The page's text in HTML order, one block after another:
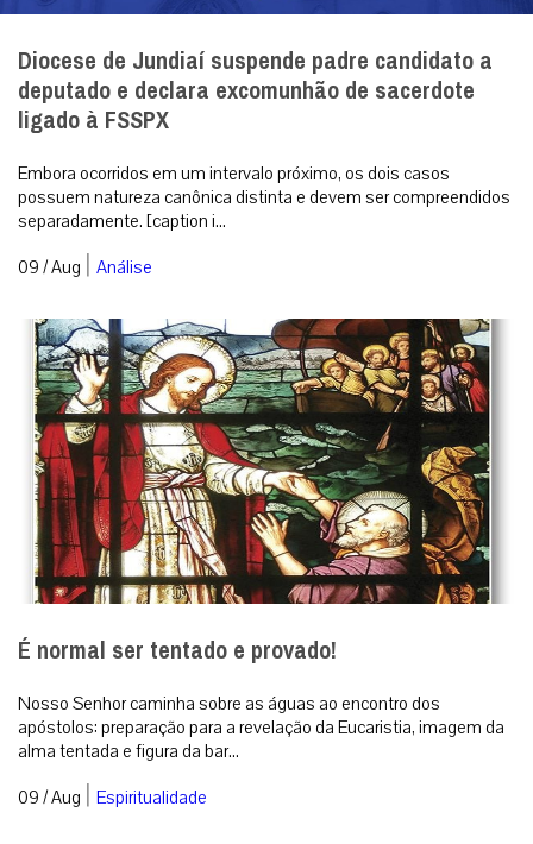
Diocese de Jundiaí suspende padre candidato a
deputado e declara excomunhão de sacerdote
ligado à FSSPX
Embora ocorridos em um intervalo próximo, os dois casos
possuem natureza canônica distinta e devem ser compreendidos
separadamente. [caption i...
09 / Aug | Análise
É normal ser tentado e provado!
Nosso Senhor caminha sobre as águas ao encontro dos
apóstolos: preparação para a revelação da Eucaristia, imagem da
alma tentada e figura da bar...
09 / Aug | Espiritualidade